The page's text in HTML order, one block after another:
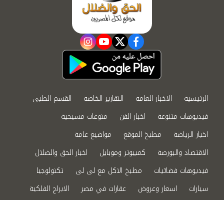
facebook
twitter
youtube
instagram
الرئيسية الاخبار العامة التقارير الخاصة
القسم الطبي
فيديوهات متنوعة
اخبار الفن
منوعات مسيحية
اخبار الرياضة
مطبخ الموقع
مواضيع عامة
الاقتصاد والبورصة
كمبيوتر وموبايل
اخبار الحق والضلال
فيديوهات فضائيات
مطبخ الاكل مع لى لى
تكنولوجيا
سيارات
اسعار وعروض عقارات في مصر الابراج الفلكية